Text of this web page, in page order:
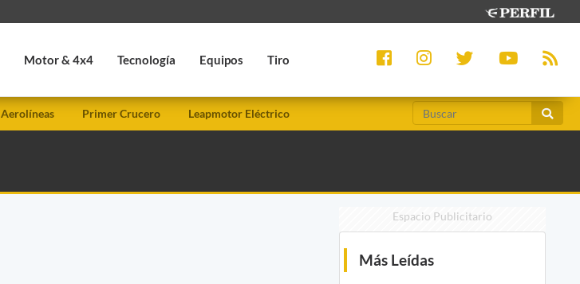
Motor & 4x4 Tecnología Equipos Tiro
Aerolíneas Primer Crucero Leapmotor Eléctrico
Espacio Publicitario
Más Leídas